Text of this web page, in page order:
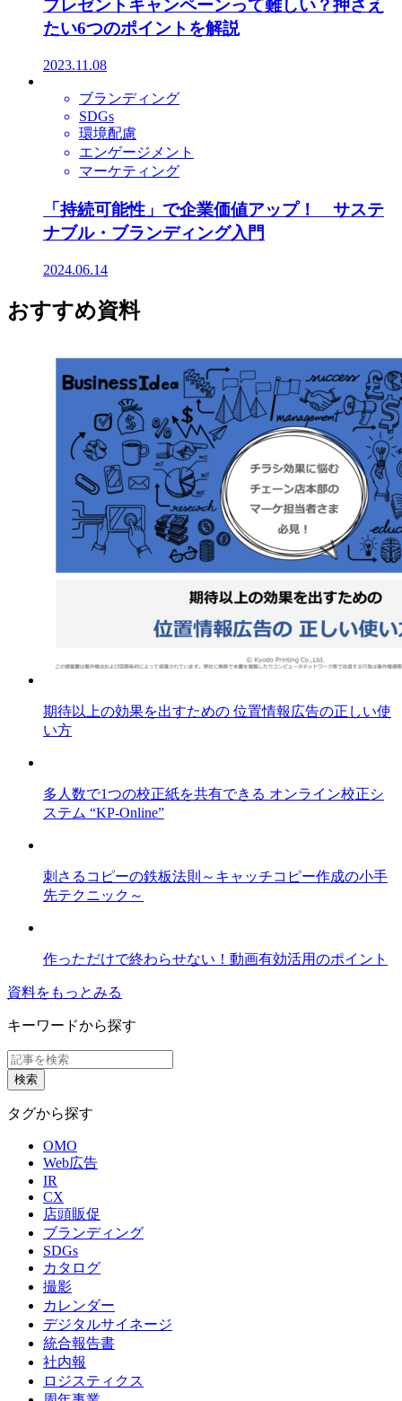
プレゼントキャンペーンって難しい？押さえ
たい6つのポイントを解説
2023.11.08
ブランディング
SDGs
環境配慮
エンゲージメント
マーケティング
「持続可能性」で企業価値アップ！ サステ
ナブル・ブランディング入門
2024.06.14
おすすめ資料
期待以上の効果を出すための 位置情報広告の正しい使
い方
多人数で1つの校正紙を共有できる オンライン校正シ
ステム “KP-Online”
刺さるコピーの鉄板法則～キャッチコピー作成の小手
先テクニック～
作っただけで終わらせない！動画有効活用のポイント
資料をもっとみる
キーワードから探す
タグから探す
OMO
Web広告
IR
CX
店頭販促
ブランディング
SDGs
カタログ
撮影
カレンダー
デジタルサイネージ
統合報告書
社内報
ロジスティクス